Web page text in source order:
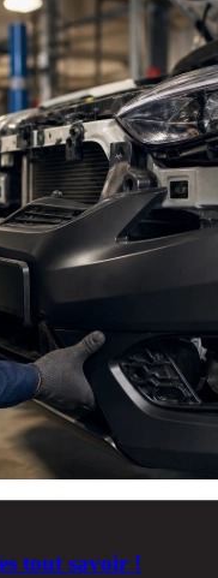
tout savoir !